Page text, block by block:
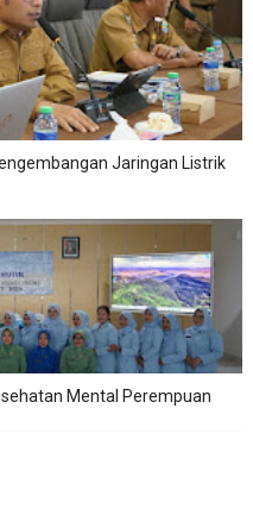
Jaringan Listrik
Mental Perempuan